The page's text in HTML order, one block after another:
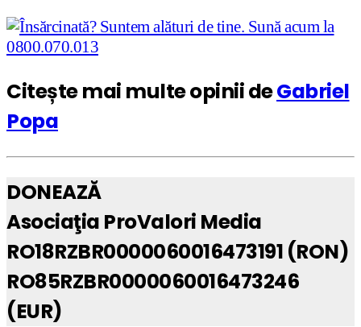
Citește mai multe opinii deGabriel
Popa
DONEAZĂ
Asociaţia ProValori Media
RO18RZBR0000060016473191 (RON)
RO85RZBR0000060016473246
(EUR)